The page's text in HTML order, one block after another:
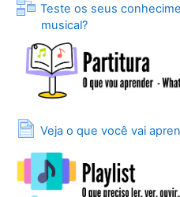
Teste os seus
musical?
Lição
Veja o que você vai